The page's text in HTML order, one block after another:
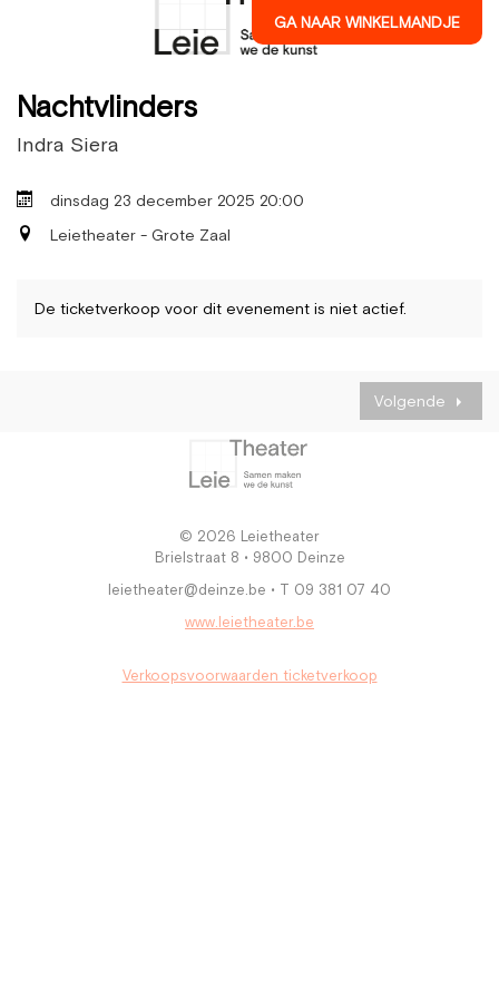
GA NAAR WINKELMANDJE
Nachtvlinders
Indra Siera
dinsdag 23 december 2025 20:00
Leietheater - Grote Zaal
De ticketverkoop voor dit evenement is niet actief.
Volgende
© 2026 Leietheater
Brielstraat 8 • 9800 Deinze
leietheater@deinze.be • T 09 381 07 40
www.leietheater.be
Verkoopsvoorwaarden ticketverkoop